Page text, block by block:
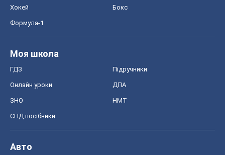
Хокей Бокс
Формула-1
Моя школа
ГДЗ Підручники
Онлайн уроки ДПА
ЗНО НМТ
СНД посібники
Авто